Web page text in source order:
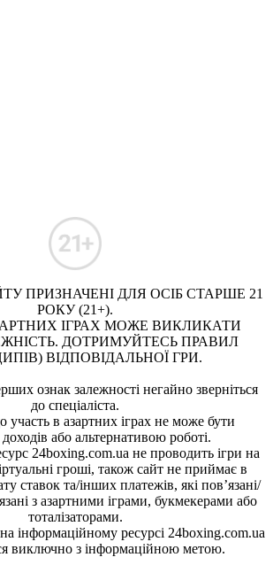
ПРИЗНАЧЕНІ ДЛЯ ОСІБ СТАРШЕ 21
РОКУ (21+).
ІГРАХ МОЖЕ ВИКЛИКАТИ
ДОТРИМУЙТЕСЬ ПРАВИЛ
ВІДПОВІДАЛЬНОЇ ГРИ.
ознак залежності негайно зверніться
до спеціаліста.
участь в азартних іграх не може бути
або альтернативою роботі.
24boxing.com.ua не проводить ігри на
гроші, також сайт не приймає в
ставок та/інших платежів, які пов’язані/
з азартними іграми, букмекерами або
тоталізаторами.
інформаційному ресурсі 24boxing.com.ua
виключно з інформаційною метою.